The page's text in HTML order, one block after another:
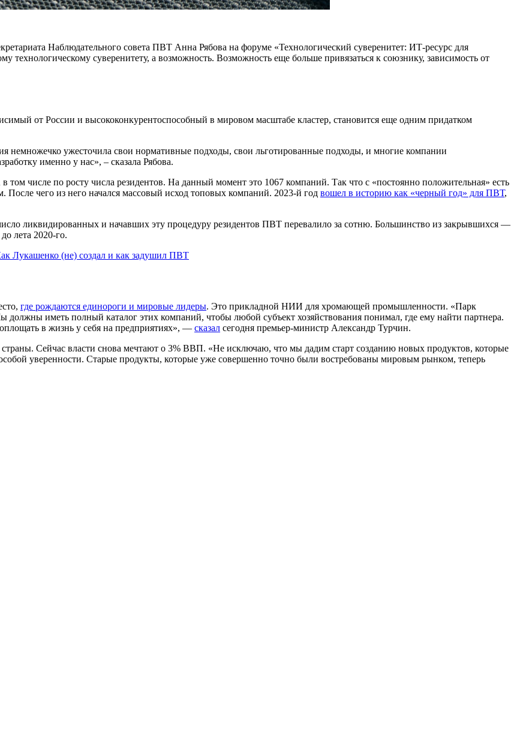
Наблюдательного совета ПВТ Анна Рябова на форуме «Технологический суверенитет: ИТ-ресурс для
суверенитету, а возможность. Возможность еще больше привязаться к союзнику, зависимость от
от России и высококонкурентоспособный в мировом масштабе кластер, становится еще одним придатком
немножечко ужесточила свои нормативные подходы, свои льготированные подходы, и многие компании
именно у нас», – сказала Рябова.
числе по росту числа резидентов. На данный момент это 1067 компаний. Так что с «постоянно положительная» есть
чего из него начался массовый исход топовых компаний. 2023-й год вошел в историю как «черный год» для ПВТ,
ликвидированных и начавших эту процедуру резидентов ПВТ перевалило за сотню. Большинство из закрывшихся —
лета 2020-го.
Лукашенко (не) создал и как задушил ПВТ
где рождаются единороги и мировые лидеры. Это прикладной НИИ для хромающей промышленности. «Парк
иметь полный каталог этих компаний, чтобы любой субъект хозяйствования понимал, где ему найти партнера.
в жизнь у себя на предприятиях», — сказал сегодня премьер-министр Александр Турчин.
Сейчас власти снова мечтают о 3% ВВП. «Не исключаю, что мы дадим старт созданию новых продуктов, которые
уверенности. Старые продукты, которые уже совершенно точно были востребованы мировым рынком, теперь